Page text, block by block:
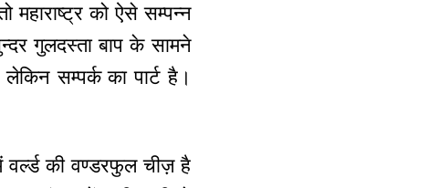
महाराष्ट्र को ऐसे सम्पन्न
गुलदस्ता बाप के सामने
सम्पर्क का पार्ट है।
वर्ल्ड की वण्डरफुल चीज़ है